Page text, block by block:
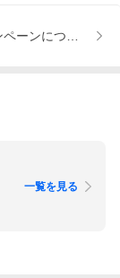
ーンについて、
一覧を見る